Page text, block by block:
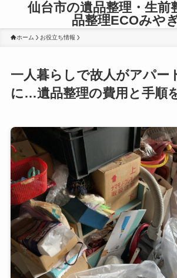
仙台市の遺品整理・生前
品整理ECOみやぎ
ホーム お役立ち情報
一人暮らしで故人がアパー
に…遺品整理の費用と手順